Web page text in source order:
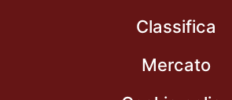
Classifica
Mercato